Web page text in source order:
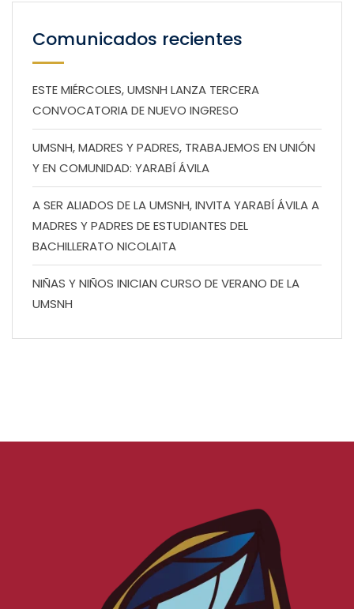
Comunicados recientes
ESTE MIÉRCOLES, UMSNH LANZA TERCERA
CONVOCATORIA DE NUEVO INGRESO
UMSNH, MADRES Y PADRES, TRABAJEMOS EN UNIÓN
Y EN COMUNIDAD: YARABÍ ÁVILA
A SER ALIADOS DE LA UMSNH, INVITA YARABÍ ÁVILA A
MADRES Y PADRES DE ESTUDIANTES DEL
BACHILLERATO NICOLAITA
NIÑAS Y NIÑOS INICIAN CURSO DE VERANO DE LA
UMSNH